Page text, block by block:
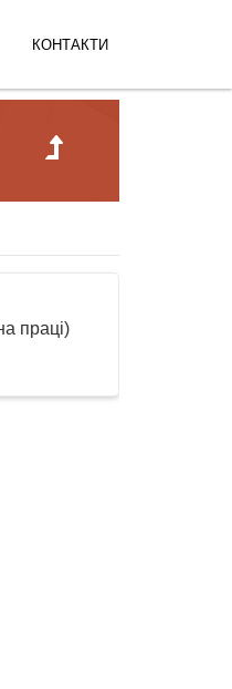
КОНТАКТИ
праці)